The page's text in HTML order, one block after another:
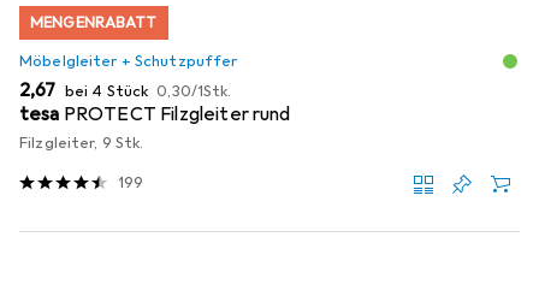
MENGENRABATT
Möbelgleiter + Schutzpuffer
EUR
2,67 bei 4 Stück EUR
0,30/1Stk.
tesa PROTECT Filzgleiter rund
Filzgleiter, 9 Stk.
199